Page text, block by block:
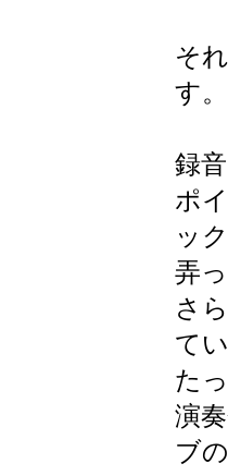
そ
す。
録
ポ
ッ
弄
さ
て
た
演
ブ